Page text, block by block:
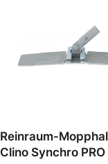
Reinraum-
Clino Synchro PRO